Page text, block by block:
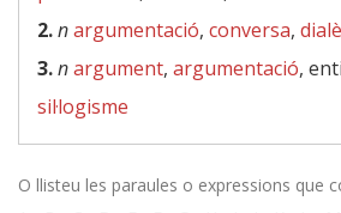
2.nargumentació, conversa,
3.nargument, argumentació,
sil·logisme
O llisteu les paraules o expressions que